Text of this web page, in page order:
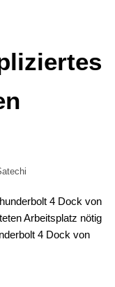
4 Dock von
Arbeitsplatz nötig
4 Dock von